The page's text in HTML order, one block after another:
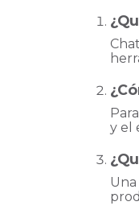
y el